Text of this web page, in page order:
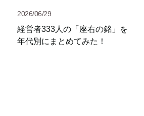
2026/06/29
経営者333人の「座右の銘」を
年代別にまとめてみた！